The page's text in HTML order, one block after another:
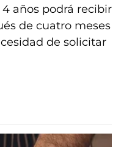
años podrá recibir
de cuatro meses
de solicitar